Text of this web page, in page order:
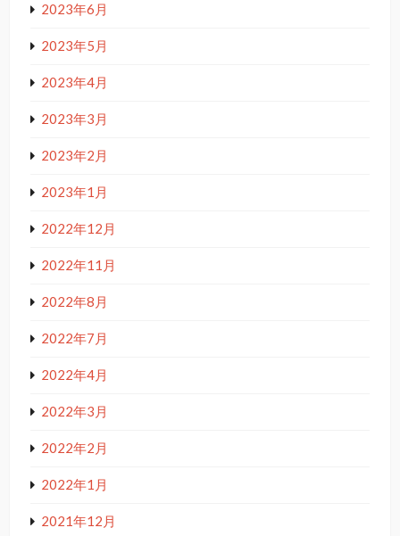
2023年6月
2023年5月
2023年4月
2023年3月
2023年2月
2023年1月
2022年12月
2022年11月
2022年8月
2022年7月
2022年4月
2022年3月
2022年2月
2022年1月
2021年12月